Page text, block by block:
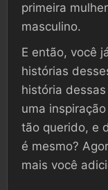
primeira
masculino.
E então, você
histórias
história
uma
tão querido, e
é mesmo?
mais você